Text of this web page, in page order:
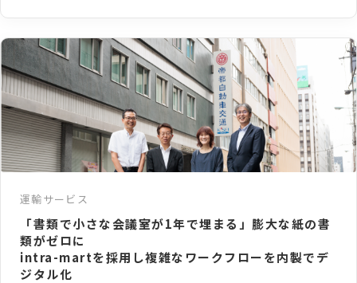
運輸サービス
「書類で小さな会議室が1年で埋まる」膨大な紙の書
類がゼロに
intra-martを採用し複雑なワークフローを内製でデ
ジタル化